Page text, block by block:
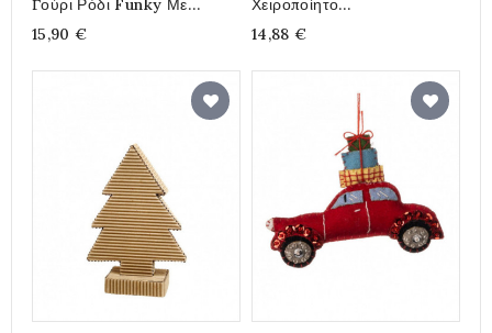
Γούρι Ρόδι Funky Με
Λουλούδια
15,90 €
Χειροποίητο
Χριστουγεννιάτικο Στολίδι -
Γούρι 2024 “Τάρανδος”,
14,88 €